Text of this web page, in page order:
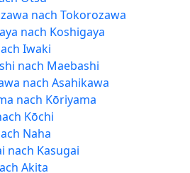
nach Tokorozawa
nach Koshigaya
Iwaki
nach Maebashi
nach Asahikawa
nach Kōriyama
Kōchi
Naha
nach Kasugai
Akita